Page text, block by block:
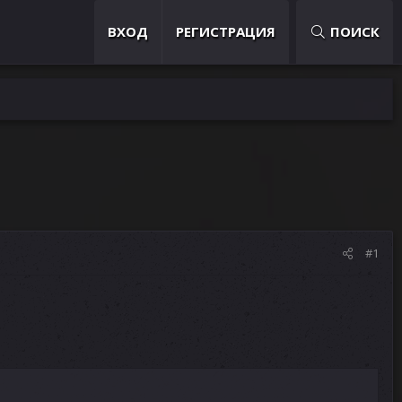
ВХОД РЕГИСТРАЦИЯ ПОИСК
#1